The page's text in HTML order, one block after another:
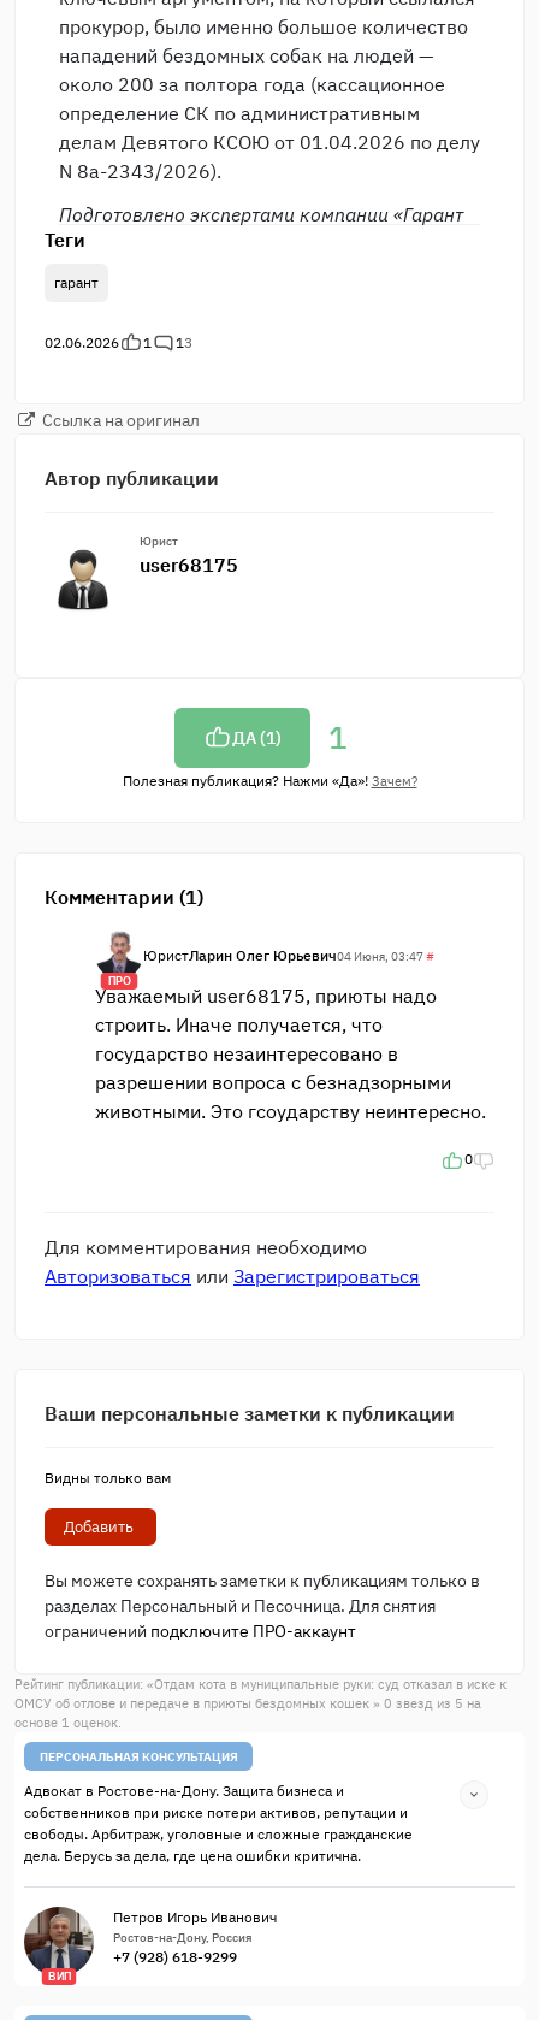
прокурор, было именно большое количество
нападений бездомных собак на людей —
около 200 за полтора года (кассационное
определение СК по административным
делам Девятого КСОЮ от 01.04.2026 по делу
N 8а-2343/2026).
Подготовлено экспертами компании «Гарант
Теги
гарант
02.06.2026 1 13
Ссылка на оригинал
Автор публикации
Юрист
user68175
ДА (1) 1
Полезная публикация? Нажми «Да»! Зачем?
Комментарии (1)
ПРО
ЮристЛарин Олег Юрьевич04 Июня, 03:47#
Уважаемый user68175, приюты надо
строить. Иначе получается, что
государство незаинтересовано в
разрешении вопроса с безнадзорными
животными. Это гсоударству неинтересно.
0
Для комментирования необходимо
Авторизоваться или Зарегистрироваться
Ваши персональные заметки к публикации
Видны только вам
Добавить
Вы можете сохранять заметки к публикациям только в
разделах Персональный и Песочница. Для снятия
ограничений подключите ПРО-аккаунт
Рейтинг публикации: «Отдам кота в муниципальные руки: суд отказал в иске к
ОМСУ об отлове и передаче в приюты бездомных кошек » 0 звезд из 5 на
основе 1 оценок.
ПЕРСОНАЛЬНАЯ КОНСУЛЬТАЦИЯ
Адвокат в Ростове-на-Дону. Защита бизнеса и
собственников при риске потери активов, репутации и
свободы. Арбитраж, уголовные и сложные гражданские
дела. Берусь за дела, где цена ошибки критична.
ВИП
Петров Игорь Иванович
Ростов-на-Дону, Россия
+7 (928) 618-9299